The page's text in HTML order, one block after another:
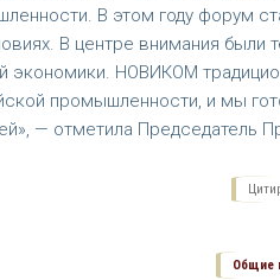
В этом году форум
В центре внимания были
экономики. НОВИКОМ
промышленности, и мы
— отметила Председатель
Общие